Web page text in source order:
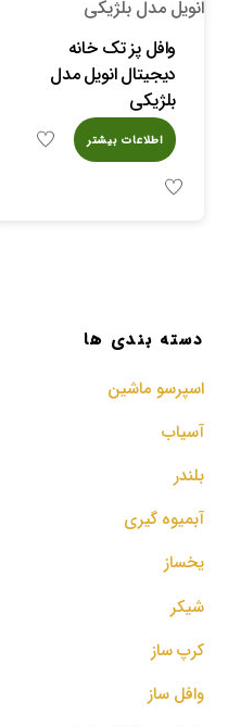
وافل پز تک خانه
دیجیتال انویل مدل
بلژیکی
اطلاعات بیشتر
دسته بندی ها
اسپرسو‌ ماشین
آسیاب
بلندر
آبمیوه گیری
یخساز
شیکر
کرپ ساز
وافل ساز